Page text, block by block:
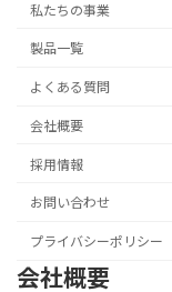
私たちの事業
製品一覧
よくある質問
会社概要
採用情報
お問い合わせ
プライバシーポリシー
会社概要